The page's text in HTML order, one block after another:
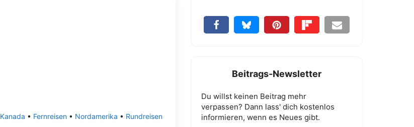
Kanada • Fernreisen • Nordamerika • Rundreisen
Beitrags-Newsletter
Du willst keinen Beitrag mehr
verpassen? Dann lass' dich kostenlos
informieren, wenn es Neues gibt.